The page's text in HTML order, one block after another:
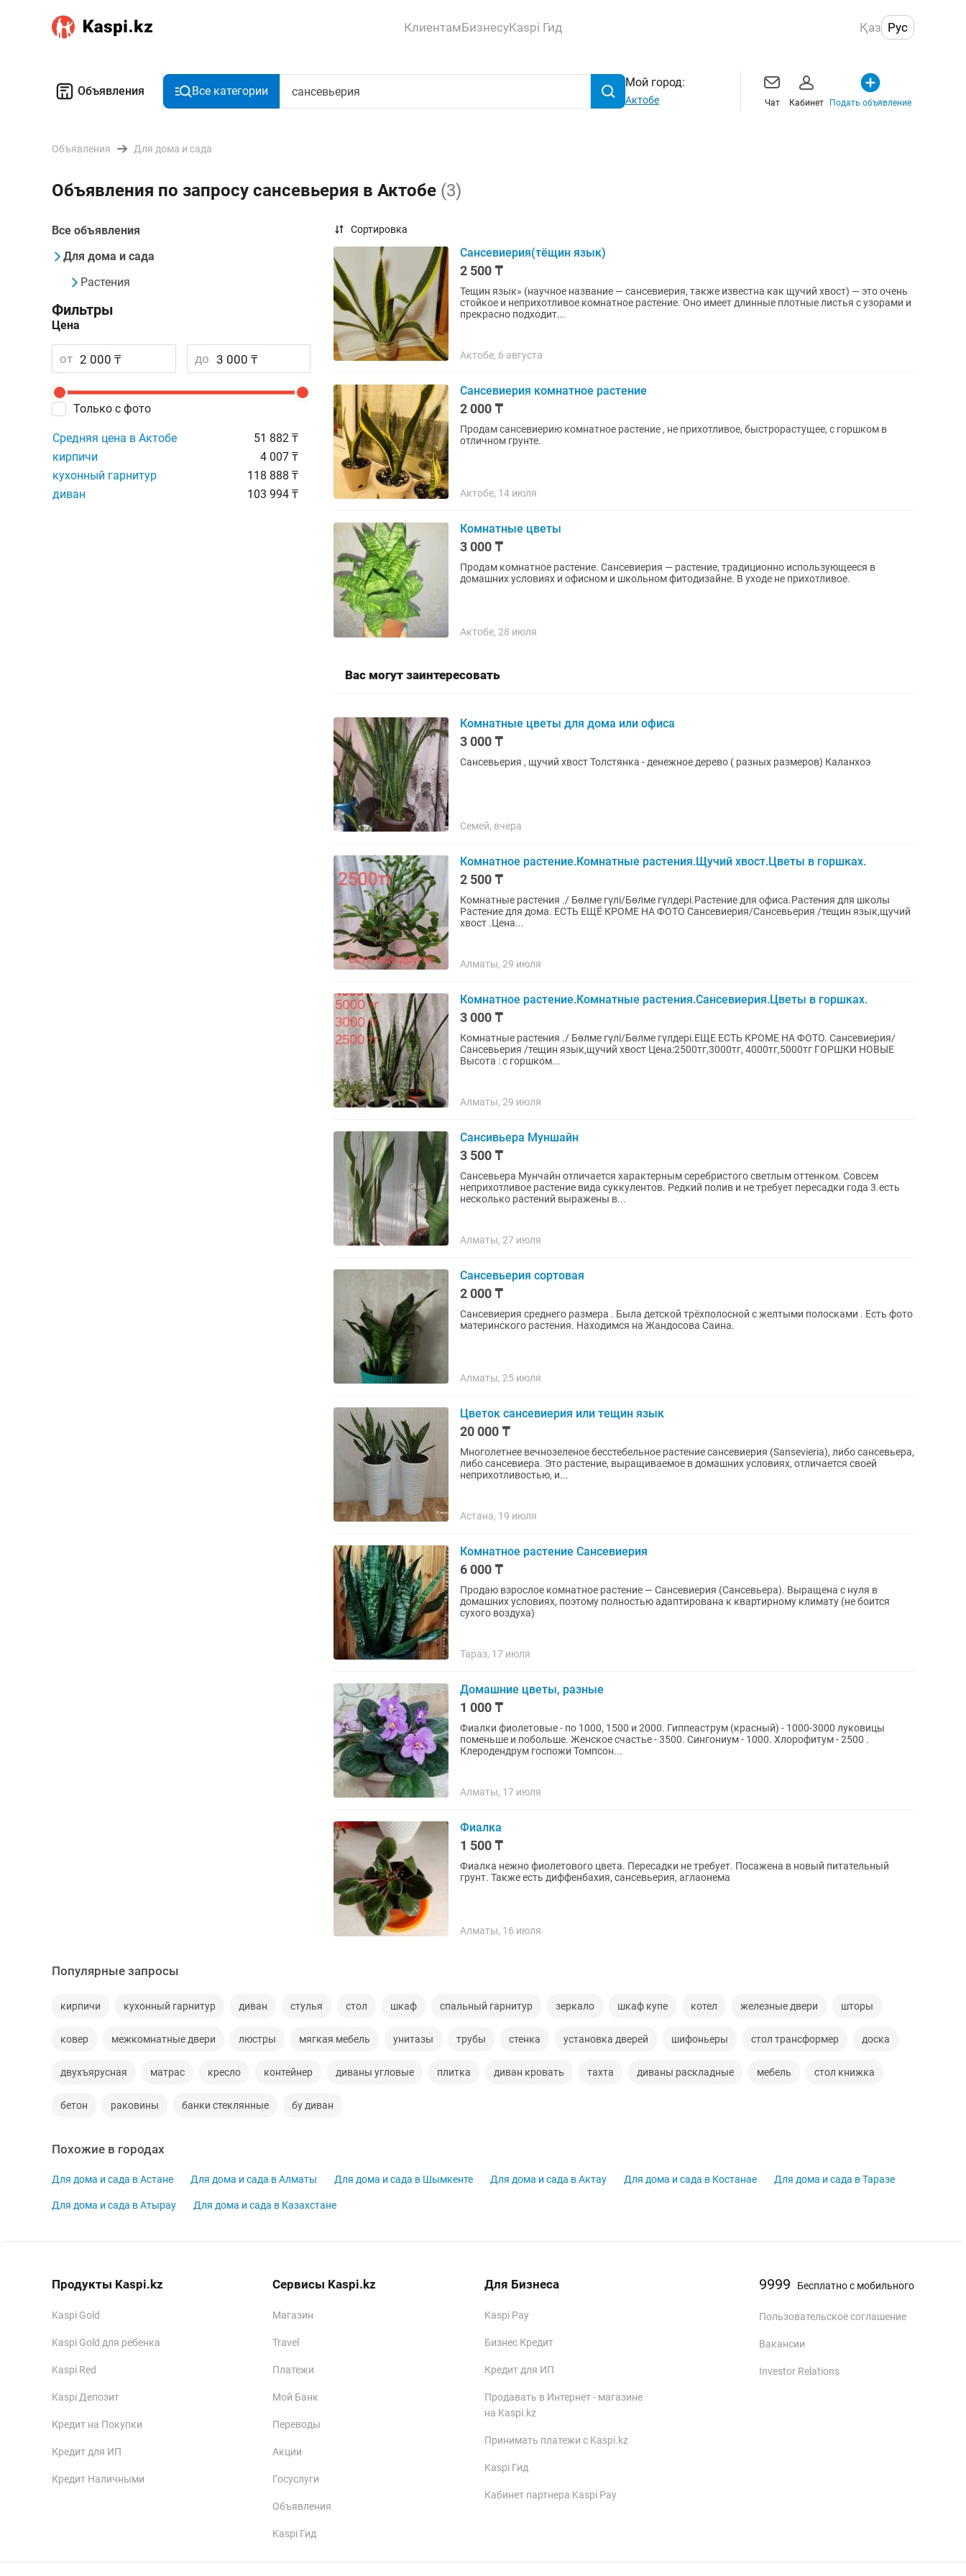
КлиентамБизнесуKaspi Гид Қаз Рус
Объявления Все категории
Мой город:
Актобе Чат Кабинет Подать объявление
Объявления Для дома и сада
Объявления по запросу сансевьерия в Актобе (3)
Все объявления
Для дома и сада
Растения
Фильтры
Цена
от до
Только с фото
Средняя цена в Актобе
51 882 ₸
кирпичи
4 007 ₸
кухонный гарнитур
118 888 ₸
диван
103 994 ₸
Сортировка
Сансевиерия(тёщин язык)
2 500 ₸
Тещин язык» (научное название — сансевиерия, также известна как щучий хвост) — это очень
стойкое и неприхотливое комнатное растение. Оно имеет длинные плотные листья с узорами и
прекрасно подходит...
Актобе, 6 августа
Сансевиерия комнатное растение
2 000 ₸
Продам сансевиерию комнатное растение , не прихотливое, быстрорастущее, с горшком в
отличном грунте.
Актобе, 14 июля
Комнатные цветы
3 000 ₸
Продам комнатное растение. Сансевиерия — растение, традиционно использующееся в
домашних условиях и офисном и школьном фитодизайне. В уходе не прихотливое.
Актобе, 28 июля
Вас могут заинтересовать
Комнатные цветы для дома или офиса
3 000 ₸
Сансевьерия , щучий хвост Толстянка - денежное дерево ( разных размеров) Каланхоэ
Семей, вчера
Комнатное растение.Комнатные растения.Щучий хвост.Цветы в горшках.
2 500 ₸
Комнатные растения ./ Бөлме гүлі/Бөлме гүлдері.Растение для офиса.Растения для школы
Растение для дома. ЕСТЬ ЕЩЁ КРОМЕ НА ФОТО Сансевиерия/Сансевьерия /тещин язык,щучий
хвост .Цена...
Алматы, 29 июля
Комнатное растение.Комнатные растения.Сансевиерия.Цветы в горшках.
3 000 ₸
Комнатные растения ./ Бөлме гүлі/Бөлме гүлдері.ЕЩЕ ЕСТЬ КРОМЕ НА ФОТО. Сансевиерия/
Сансевьерия /тещин язык,щучий хвост Цена:2500тг,3000тг, 4000тг,5000тг ГОРШКИ НОВЫЕ
Высота : с горшком...
Алматы, 29 июля
Сансивьера Муншайн
3 500 ₸
Сансевьера Мунчайн отличается характерным серебристого светлым оттенком. Совсем
неприхотливое растение вида суккулентов. Редкий полив и не требует пересадки года 3.есть
несколько растений выражены в...
Алматы, 27 июля
Сансевьерия сортовая
2 000 ₸
Сансевиерия среднего размера . Была детской трёхполосной с желтыми полосками . Есть фото
материнского растения. Находимся на Жандосова Саина.
Алматы, 25 июля
Цветок сансевиерия или тещин язык
20 000 ₸
Многолетнее вечнозеленое бесстебельное растение сансевиерия (Sansevieria), либо сансевьера,
либо сансевиера. Это растение, выращиваемое в домашних условиях, отличается своей
неприхотливостью, и...
Астана, 19 июля
Комнатное растение Сансевиерия
6 000 ₸
Продаю взрослое комнатное растение — Сансевиерия (Сансевьера). Выращена с нуля в
домашних условиях, поэтому полностью адаптирована к квартирному климату (не боится
сухого воздуха)
Тараз, 17 июля
Домашние цветы, разные
1 000 ₸
Фиалки фиолетовые - по 1000, 1500 и 2000. Гиппеаструм (красный) - 1000-3000 луковицы
поменьше и побольше. Женское счастье - 3500. Сингониум - 1000. Хлорофитум - 2500 .
Клеродендрум госпожи Томпсон...
Алматы, 17 июля
Фиалка
1 500 ₸
Фиалка нежно фиолетового цвета. Пересадки не требует. Посажена в новый питательный
грунт. Также есть диффенбахия, сансевьерия, аглаонема
Алматы, 16 июля
Популярные запросы
кирпичи кухонный гарнитур диван стулья стол шкаф спальный гарнитур зеркало шкаф купе котел железные двери шторы
ковер межкомнатные двери люстры мягкая мебель унитазы трубы стенка установка дверей шифоньеры стол трансформер доска
двухъярусная матрас кресло контейнер диваны угловые плитка диван кровать тахта диваны раскладные мебель стол книжка
бетон раковины банки стеклянные бу диван
Похожие в городах
Для дома и сада в Астане Для дома и сада в Алматы Для дома и сада в Шымкенте Для дома и сада в Актау Для дома и сада в Костанае Для дома и сада в Таразе
Для дома и сада в Атырау Для дома и сада в Казахстане
Продукты Kaspi.kz
Kaspi Gold
Kaspi Gold для ребенка
Kaspi Red
Kaspi Депозит
Кредит на Покупки
Кредит для ИП
Кредит Наличными
Сервисы Kaspi.kz
Магазин
Travel
Платежи
Мой Банк
Переводы
Акции
Госуслуги
Объявления
Kaspi Гид
Для Бизнеса
Kaspi Pay
Бизнес Кредит
Кредит для ИП
Продавать в Интернет - магазине
на Kaspi.kz
Принимать платежи с Kaspi.kz
Kaspi Гид
Кабинет партнера Kaspi Pay
9999 Бесплатно с мобильного
Пользовательское соглашение
Вакансии
Investor Relations